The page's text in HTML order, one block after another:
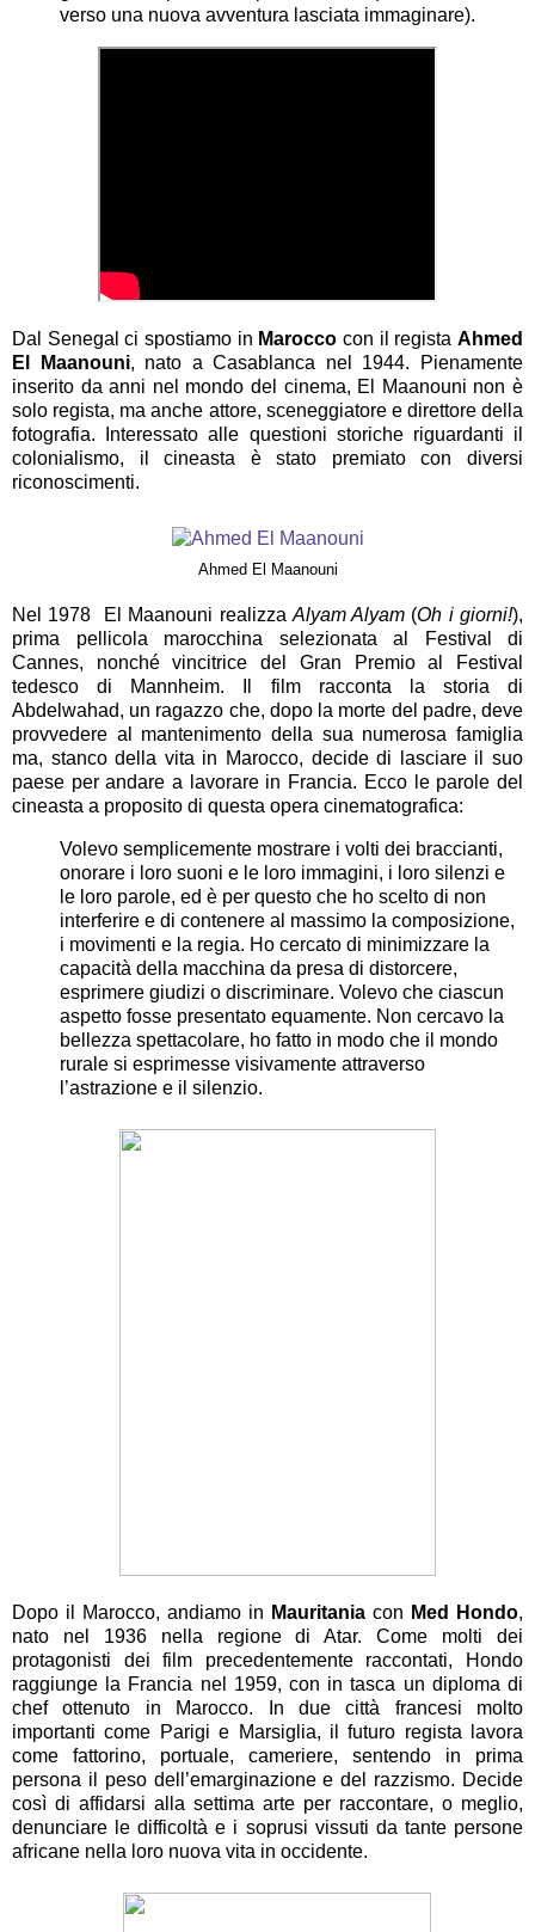
verso una nuova avventura lasciata immaginare).
Dal Senegal ci spostiamo in Marocco con il registaAhmed
El Maanouni, nato a Casablanca nel 1944. Pienamente
inserito da anni nel mondo del cinema, El Maanouni non è
solo regista, ma anche attore, sceneggiatore e direttore della
fotografia. Interessato alle questioni storiche riguardanti il
colonialismo, il cineasta è stato premiato con diversi
riconoscimenti.
Ahmed El Maanouni
Nel 1978 El Maanouni realizza Alyam Alyam (Oh i giorni!),
prima pellicola marocchina selezionata al Festival di
Cannes, nonché vincitrice del Gran Premio al Festival
tedesco di Mannheim. Il film racconta la storia di
Abdelwahad, un ragazzo che, dopo la morte del padre, deve
provvedere al mantenimento della sua numerosa famiglia
ma, stanco della vita in Marocco, decide di lasciare il suo
paese per andare a lavorare in Francia. Ecco le parole del
cineasta a proposito di questa opera cinematografica:
Volevo semplicemente mostrare i volti dei braccianti,
onorare i loro suoni e le loro immagini, i loro silenzi e
le loro parole, ed è per questo che ho scelto di non
interferire e di contenere al massimo la composizione,
i movimenti e la regia. Ho cercato di minimizzare la
capacità della macchina da presa di distorcere,
esprimere giudizi o discriminare. Volevo che ciascun
aspetto fosse presentato equamente. Non cercavo la
bellezza spettacolare, ho fatto in modo che il mondo
rurale si esprimesse visivamente attraverso
l’astrazione e il silenzio.
Dopo il Marocco, andiamo in Mauritania con Med Hondo,
nato nel 1936 nella regione di Atar. Come molti dei
protagonisti dei film precedentemente raccontati, Hondo
raggiunge la Francia nel 1959, con in tasca un diploma di
chef ottenuto in Marocco. In due città francesi molto
importanti come Parigi e Marsiglia, il futuro regista lavora
come fattorino, portuale, cameriere, sentendo in prima
persona il peso dell’emarginazione e del razzismo. Decide
così di affidarsi alla settima arte per raccontare, o meglio,
denunciare le difficoltà e i soprusi vissuti da tante persone
africane nella loro nuova vita in occidente.